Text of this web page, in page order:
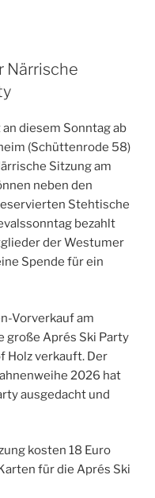
Närrische
diesem Sonntag ab
(Schüttenrode 58)
Sitzung am
neben den
Stehtische
bezahlt
der Westumer
Spende für ein
Vorverkauf am
große Aprés Ski Party
Holz verkauft. Der
2026 hat
ausgedacht und
kosten 18 Euro
für die Aprés Ski